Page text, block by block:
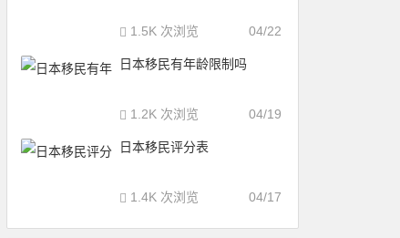
04/22
1.5K 次浏览
日本移民有年龄限制吗
04/19
1.2K 次浏览
日本移民评分表
04/17
1.4K 次浏览